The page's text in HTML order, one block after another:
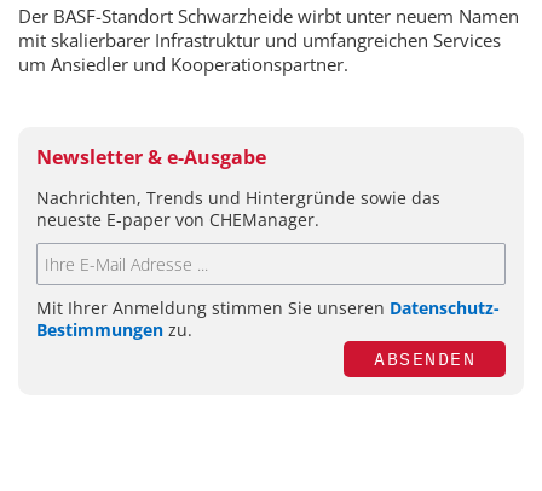
Der BASF-Standort Schwarzheide wirbt unter neuem Namen
mit skalierbarer Infrastruktur und umfangreichen Services
um Ansiedler und Kooperationspartner.
Newsletter & e-Ausgabe
Nachrichten, Trends und Hintergründe sowie das
neueste E-paper von CHEManager.
Mit Ihrer Anmeldung stimmen Sie unseren Datenschutz-
Bestimmungen zu.
ABSENDEN